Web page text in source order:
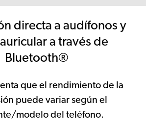
directa a audífonos y
a través de
Bluetooth®
que el rendimiento de la
puede variar según el
modelo del teléfono.